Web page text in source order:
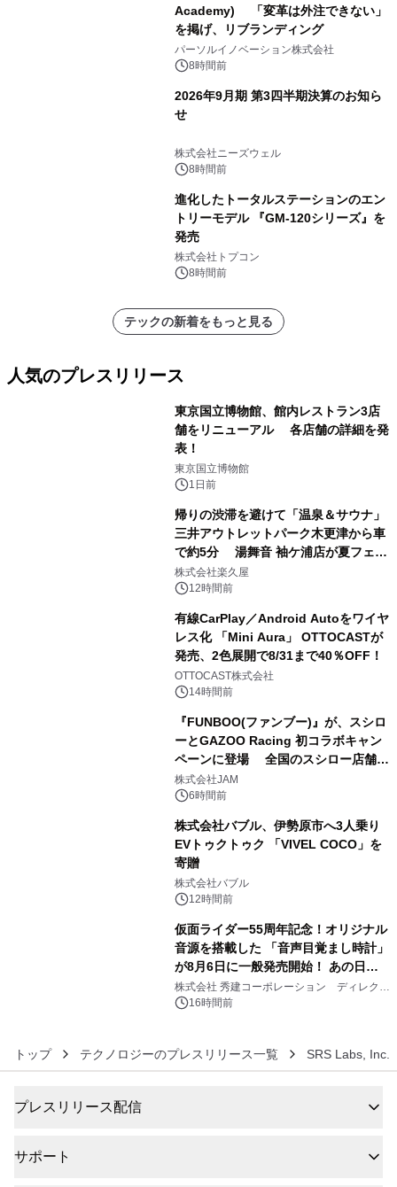
Academy) 「変革は外注できない」
を掲げ、リブランディング
パーソルイノベーション株式会社
8時間前
2026年9月期 第3四半期決算のお知ら
せ
株式会社ニーズウェル
8時間前
進化したトータルステーションのエン
トリーモデル 『GM-120シリーズ』を
発売
株式会社トプコン
8時間前
テックの新着をもっと見る
人気のプレスリリース
東京国立博物館、館内レストラン3店
舗をリニューアル 各店舗の詳細を発
表！
東京国立博物館
1日前
帰りの渋滞を避けて「温泉＆サウナ」
三井アウトレットパーク木更津から車
で約5分 湯舞音 袖ケ浦店が夏フェア
メニューを提供
株式会社楽久屋
12時間前
有線CarPlay／Android Autoをワイヤ
レス化 「Mini Aura」 OTTOCASTが
発売、2色展開で8/31まで40％OFF！
OTTOCAST株式会社
14時間前
『FUNBOO(ファンブー)』が、スシロ
ーとGAZOO Racing 初コラボキャン
ペーンに登場 全国のスシロー店舗で
GR 4車種の FUNBOO(ミニカー)付き
メニューが展開されます
株式会社JAM
6時間前
株式会社バブル、伊勢原市へ3人乗り
EVトゥクトゥク 「VIVEL COCO」を
寄贈
株式会社バブル
12時間前
仮面ライダー55周年記念！オリジナル
音源を搭載した 「音声目覚まし時計」
が8月6日に一般発売開始！ あの日の
大興奮が今甦る
株式会社 秀建コーポレーション ディレクト
アートギャラリー
16時間前
トップ テクノロジーのプレスリリース一覧 SRS Labs, Inc.
プレスリリース配信
サポート